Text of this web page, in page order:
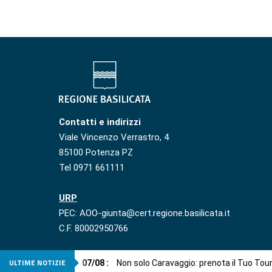
Contatti e indirizzi
Viale Vincenzo Verrastro, 4
85100 Potenza PZ
Tel 0971 661111
URP
PEC: AOO-giunta@cert.regione.basilicata.it
C.F. 80002950766
ULTIME NOTIZIE 07/08 : Non solo Caravaggio: prenota il Tuo Tour